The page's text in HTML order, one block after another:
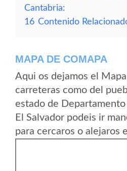
Cantabria:
16 Contenido
MAPA DE COMAPA
Aqui os dejamos el
carreteras como del
estado de
El Salvador podeis ir
para cercaros o alejaros